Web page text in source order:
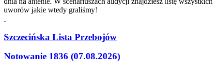
uworów jakie wtedy graliśmy!
Szczecińska Lista Przebojów
Notowanie 1836 (07.08.2026)